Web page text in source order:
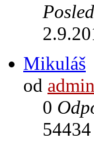
Mikuláš
od admin
0
54434